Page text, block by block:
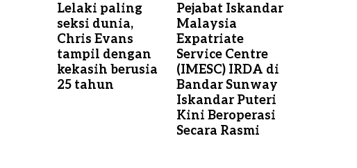
Lelaki paling
seksi dunia,
Chris Evans
tampil dengan
kekasih berusia
25 tahun
Pejabat Iskandar
Malaysia
Expatriate
Service Centre
(IMESC) IRDA di
Bandar Sunway
Iskandar Puteri
Kini Beroperasi
Secara Rasmi